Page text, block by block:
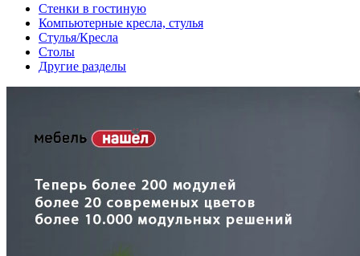
Стенки в гостиную
Компьютерные кресла, стулья
Стулья/Кресла
Столы
Другие разделы